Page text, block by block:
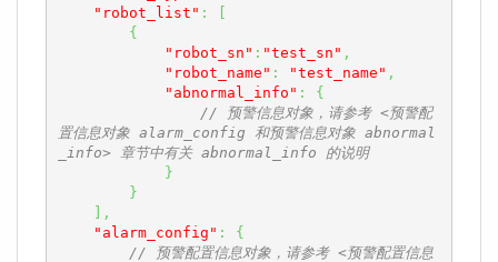
"robot_list" :
[
{
"robot_sn" : "test_sn" ,
"robot_name" : "test_name" ,
"abnormal_info" :
{
// 预警信息对象，请参考 <预警配
置信息对象 alarm_config 和预警信息对象 abnormal
_info> 章节中有关 abnormal_info 的说明
}
}
] ,
"alarm_config" :
{
// 预警配置信息对象，请参考 <预警配置信息